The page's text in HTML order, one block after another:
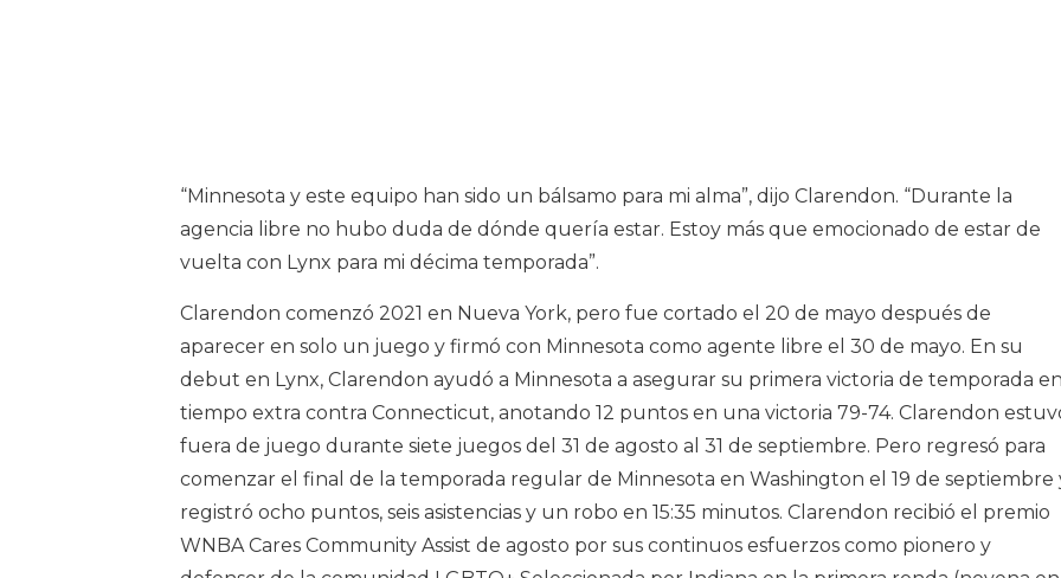
“Minnesota y este equipo han sido un bálsamo para mi alma”, dijo Clarendon. “Durante la
agencia libre no hubo duda de dónde quería estar. Estoy más que emocionado de estar de
vuelta con Lynx para mi décima temporada”.
Clarendon comenzó 2021 en Nueva York, pero fue cortado el 20 de mayo después de
aparecer en solo un juego y firmó con Minnesota como agente libre el 30 de mayo. En su
debut en Lynx, Clarendon ayudó a Minnesota a asegurar su primera victoria de temporada en
tiempo extra contra Connecticut, anotando 12 puntos en una victoria 79-74. Clarendon
fuera de juego durante siete juegos del 31 de agosto al 31 de septiembre. Pero regresó para
comenzar el final de la temporada regular de Minnesota en Washington el 19 de septiembre
registró ocho puntos, seis asistencias y un robo en 15:35 minutos. Clarendon recibió el premio
WNBA Cares Community Assist de agosto por sus continuos esfuerzos como pionero y